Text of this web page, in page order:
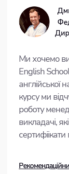
Ми хочемо
English
англійської
курсу ми
роботу
викладачі,